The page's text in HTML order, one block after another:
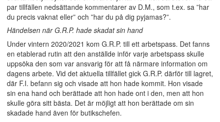
par tillfällen nedsättande kommentarer av D.M., som t.ex. sa ”har
du precis vaknat eller” och ”har du på dig pyjamas?”.
Händelsen när G.R.P. hade skadat sin hand
Under vintern 2020/2021 kom G.R.P. till ett arbetspass. Det fanns
en etablerad rutin att den anställde inför varje arbetspass skulle
uppsöka den som var ansvarig för att få närmare information om
dagens arbete. Vid det aktuella tillfället gick G.R.P. därför till lagret,
där F.I. befann sig och visade att hon hade kommit. Hon visade
sin ena hand och berättade att hon hade ont i den, men att hon
skulle göra sitt bästa. Det är möjligt att hon berättade om sin
skadade hand även för butikschefen.